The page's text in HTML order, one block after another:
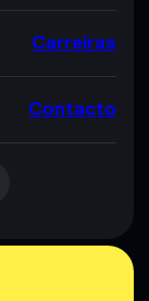
Carreiras
Contacto